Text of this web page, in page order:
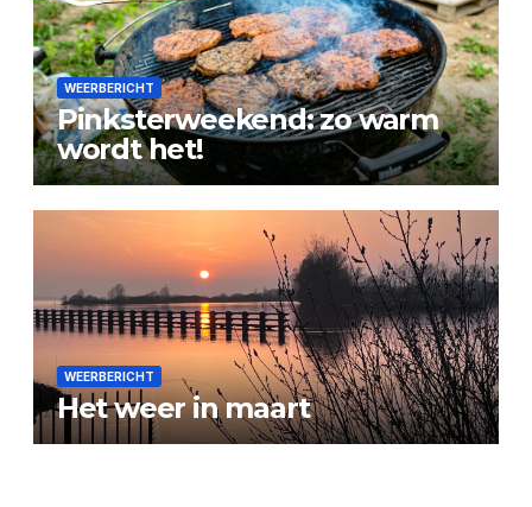
WEERBERICHT
Pinksterweekend: zo warm
wordt het!
WEERBERICHT
Het weer in maart